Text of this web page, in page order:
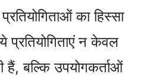
प्रतियोगिताओं का हिस्सा
प्रतियोगिताएं न केवल
हैं, बल्कि उपयोगकर्ताओं